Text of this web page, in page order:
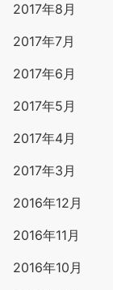
2017年8月
2017年7月
2017年6月
2017年5月
2017年4月
2017年3月
2016年12月
2016年11月
2016年10月